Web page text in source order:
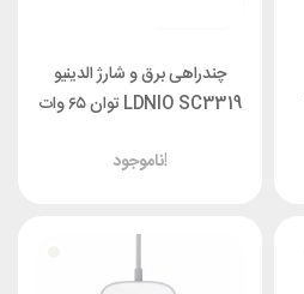
چندراهی برق و شارژ الدینیو
LDNIO SC3319 توان ۶۵ وات
ناموجود!